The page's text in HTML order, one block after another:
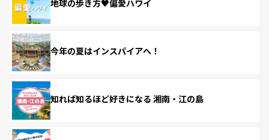
地球の歩き方♥偏愛ハワイ
今年の夏はインスパイアへ！
知れば知るほど好きになる 湘南・江の島